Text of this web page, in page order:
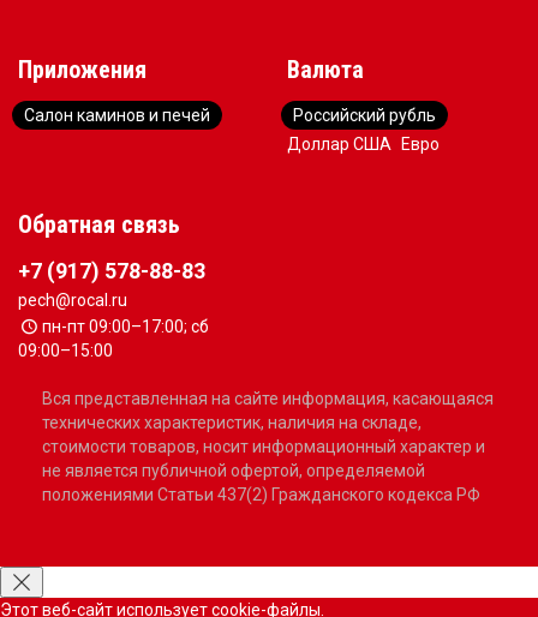
Приложения
Салон каминов и печей
Валюта
Российский рубль
Доллар США
Евро
Обратная связь
+7 (917) 578-88-83
pech@rocal.ru
пн-пт 09:00–17:00; сб
09:00–15:00
Вся представленная на сайте информация, касающаяся
технических характеристик, наличия на складе,
стоимости товаров, носит информационный характер и
не является публичной офертой, определяемой
положениями Статьи 437(2) Гражданского кодекса РФ
Этот веб-сайт использует cookie-файлы.